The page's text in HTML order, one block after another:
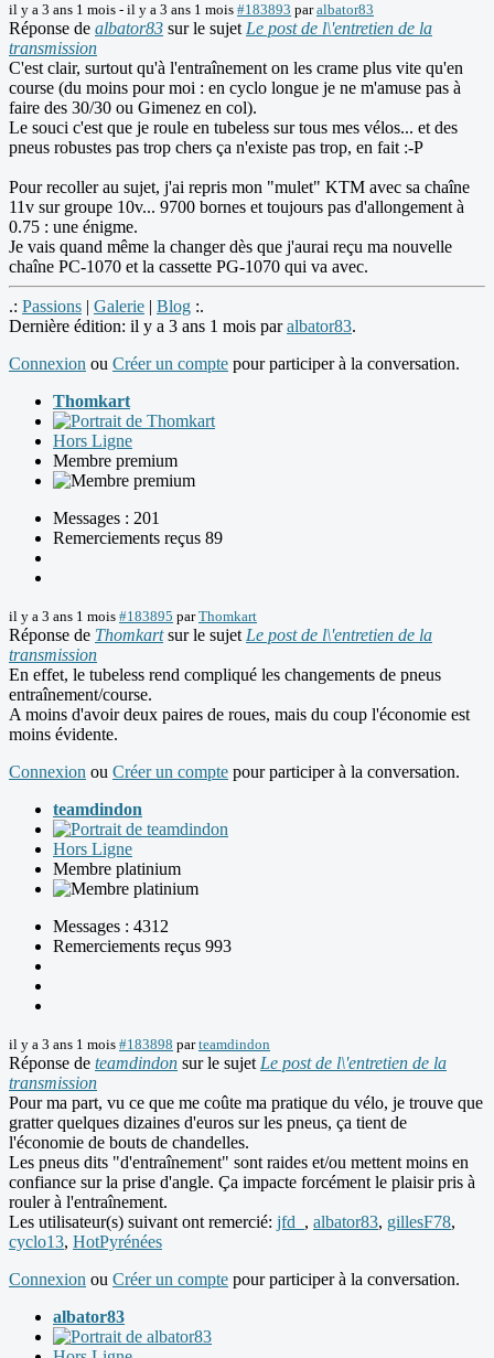
il y a 3 ans 1 mois - il y a 3 ans 1 mois #183893 paralbator83
Réponse de albator83 sur le sujet Le post de l\'entretien de la
transmission
C'est clair, surtout qu'à l'entraînement on les crame plus vite qu'en
course (du moins pour moi : en cyclo longue je ne m'amuse pas à
faire des 30/30 ou Gimenez en col).
Le souci c'est que je roule en tubeless sur tous mes vélos... et des
pneus robustes pas trop chers ça n'existe pas trop, en fait :-P
Pour recoller au sujet, j'ai repris mon "mulet" KTM avec sa chaîne
11v sur groupe 10v... 9700 bornes et toujours pas d'allongement à
0.75 : une énigme.
Je vais quand même la changer dès que j'aurai reçu ma nouvelle
chaîne PC-1070 et la cassette PG-1070 qui va avec.
.: Passions | Galerie | Blog :.
Dernière édition: il y a 3 ans 1 mois paralbator83.
Connexion ou Créer un compte pour participer à la conversation.
Thomkart
Hors Ligne
Membre premium
Messages : 201
Remerciements reçus 89
il y a 3 ans 1 mois #183895 parThomkart
Réponse de Thomkartsur le sujet Le post de l\'entretien de la
transmission
En effet, le tubeless rend compliqué les changements de pneus
entraînement/course.
A moins d'avoir deux paires de roues, mais du coup l'économie est
moins évidente.
Connexion ou Créer un compte pour participer à la conversation.
teamdindon
Hors Ligne
Membre platinium
Messages : 4312
Remerciements reçus 993
il y a 3 ans 1 mois #183898 parteamdindon
Réponse de teamdindon sur le sujet Le post de l\'entretien de la
transmission
Pour ma part, vu ce que me coûte ma pratique du vélo, je trouve que
gratter quelques dizaines d'euros sur les pneus, ça tient de
l'économie de bouts de chandelles.
Les pneus dits "d'entraînement" sont raides et/ou mettent moins en
confiance sur la prise d'angle. Ça impacte forcément le plaisir pris à
rouler à l'entraînement.
Les utilisateur(s) suivant ont remercié: jfd_ , albator83, gillesF78,
cyclo13, HotPyrénées
Connexion ou Créer un compte pour participer à la conversation.
albator83